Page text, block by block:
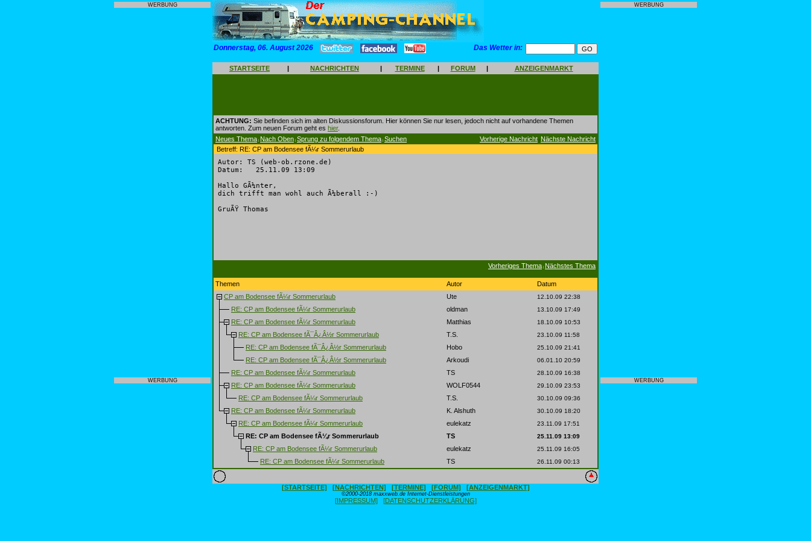
WERBUNG
WERBUNG
Donnerstag, 06. August 2026 Das Wetter in:
STARTSEITE | NACHRICHTEN | TERMINE | FORUM | ANZEIGENMARKT
ACHTUNG: Sie befinden sich im alten Diskussionsforum. Hier können Sie nur lesen, jedoch nicht auf vorhandene Themen
antworten. Zum neuen Forum geht es hier.
Neues Thema | Nach Oben | Sprung zu folgendem Thema | Suchen Vorherige Nachricht | Nächste Nachricht
Betreff: RE: CP am Bodensee fÃ¼r Sommerurlaub
Autor: TS (web-ob.rzone.de)
Datum: 25.11.09 13:09
Hallo GÃ¼nter,
dich trifft man wohl auch Ã¼berall :-)
GruÃŸ Thomas
Vorheriges Thema | Nächstes Thema
Themen Autor
Datum
CP am Bodensee fÃ¼r Sommerurlaub
Ute 12.10.09 22:38
RE: CP am Bodensee fÃ¼r Sommerurlaub oldman 13.10.09 17:49
RE: CP am Bodensee fÃ¼r Sommerurlaub Matthias 18.10.09 10:53
RE: CP am Bodensee fÃ¯Â¿Â½r Sommerurlaub T.S. 23.10.09 11:58
RE: CP am Bodensee fÃ¯Â¿Â½r Sommerurlaub Hobo 25.10.09 21:41
RE: CP am Bodensee fÃ¯Â¿Â½r Sommerurlaub Arkoudi 06.01.10 20:59
RE: CP am Bodensee fÃ¼r Sommerurlaub TS 28.10.09 16:38
RE: CP am Bodensee fÃ¼r Sommerurlaub WOLF0544 29.10.09 23:53
RE: CP am Bodensee fÃ¼r Sommerurlaub T.S. 30.10.09 09:36
RE: CP am Bodensee fÃ¼r Sommerurlaub K. Alshuth 30.10.09 18:20
RE: CP am Bodensee fÃ¼r Sommerurlaub eulekatz 23.11.09 17:51
RE: CP am Bodensee fÃ¼r Sommerurlaub TS 25.11.09 13:09
RE: CP am Bodensee fÃ¼r Sommerurlaub eulekatz 25.11.09 16:05
RE: CP am Bodensee fÃ¼r Sommerurlaub TS 26.11.09 00:13
[STARTSEITE] [NACHRICHTEN] [TERMINE] [FORUM] [ANZEIGENMARKT]
©2000-2018 maxxweb.de Internet-Dienstleistungen
[IMPRESSUM] [DATENSCHUTZERKLÄRUNG]
WERBUNG
WERBUNG